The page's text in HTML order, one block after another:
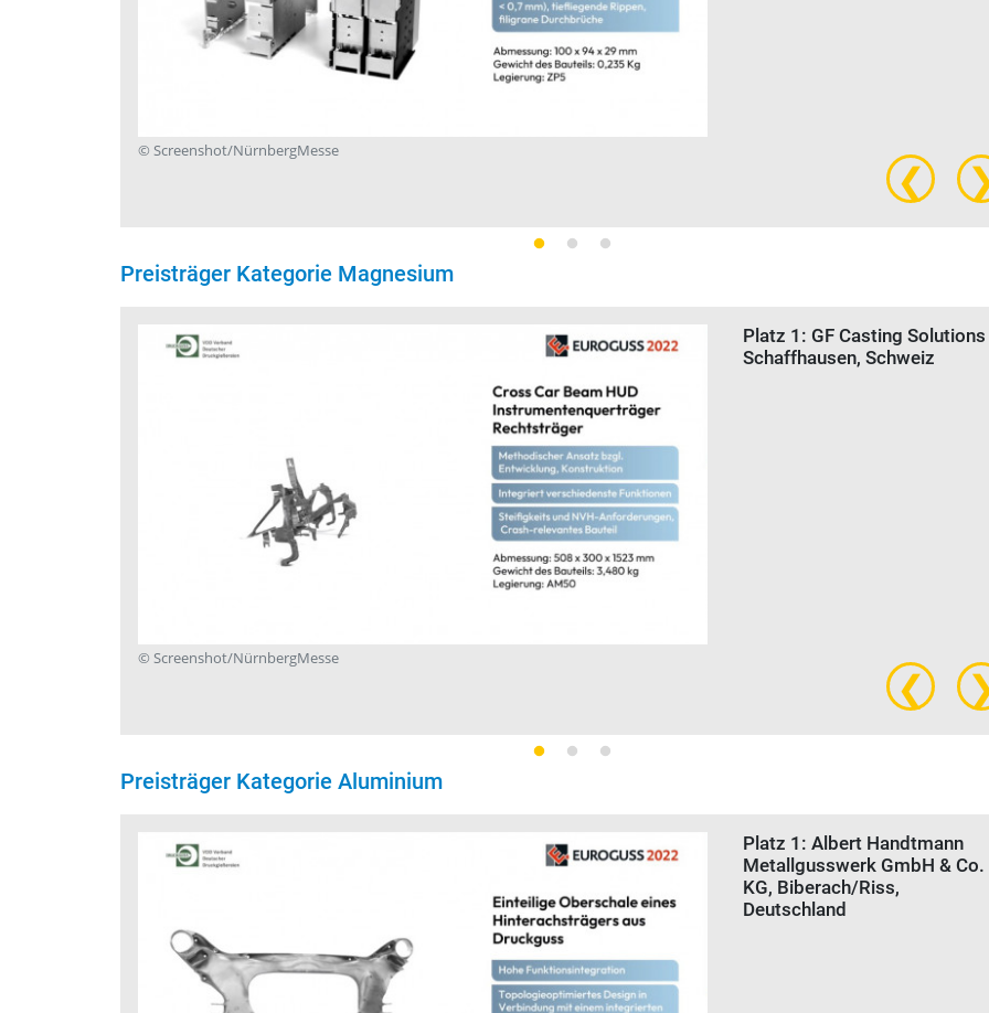
© Screenshot/NürnbergMesse
Preisträger Kategorie Magnesium
© Screenshot/NürnbergMesse
Platz 1: GF Casting Solutions
Schaffhausen, Schweiz
Preisträger Kategorie Aluminium
Platz 1: Albert Handtmann
Metallgusswerk GmbH & Co.
KG, Biberach/Riss,
Deutschland